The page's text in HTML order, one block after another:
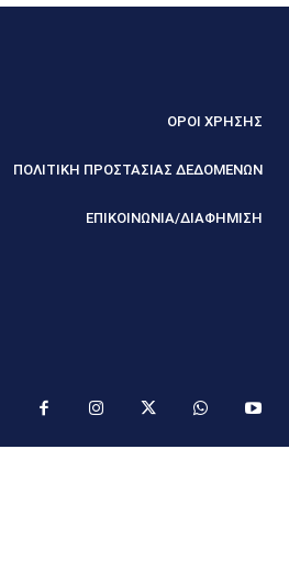
ΟΡΟΙ ΧΡΗΣΗΣ
ΠΟΛΙΤΙΚΗ ΠΡΟΣΤΑΣΙΑΣ ΔΕΔΟΜΕΝΩΝ
ΕΠΙΚΟΙΝΩΝΙΑ/ΔΙΑΦΗΜΙΣΗ